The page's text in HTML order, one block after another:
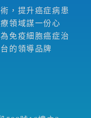
，提升癌症病患
領域謀一份心
免疫細胞癌症治
的領導品牌